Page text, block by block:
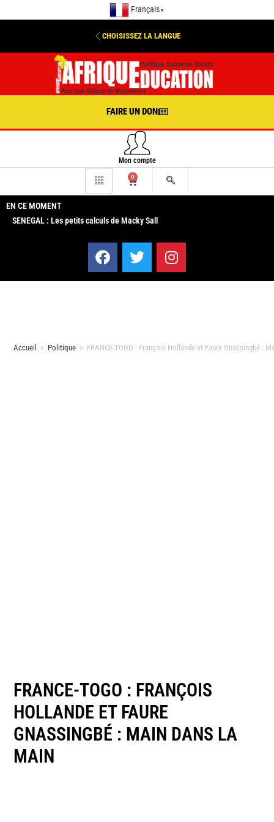
Français ▼
CHOISISSEZ LA LANGUE
FAIRE UN DON
Mon compte
0
EN CE MOMENT
SENEGAL : Les petits calculs de Macky Sall
Accueil > Politique > FRANCE-TOGO : François Hollande et Faure Gnassingbé :
FRANCE-TOGO : FRANÇOIS
HOLLANDE ET FAURE
GNASSINGBÉ : MAIN DANS LA
MAIN